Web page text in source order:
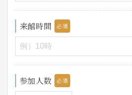
来館時間
参加人数